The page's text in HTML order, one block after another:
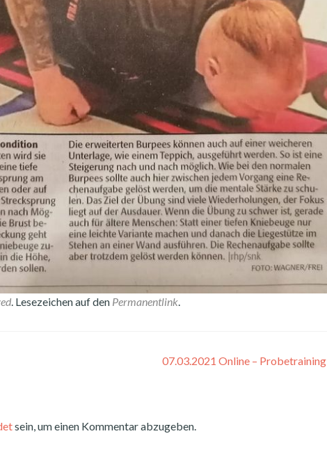
. Lesezeichen auf den Permanentlink.
07.03.2021 Online – Probetraining
sein, um einen Kommentar abzugeben.